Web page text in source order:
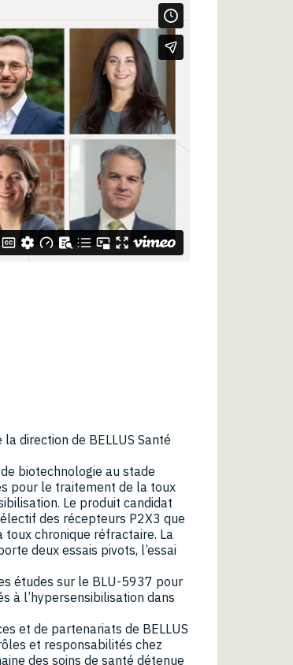
direction de BELLUS Santé
biotechnologie au stade
pour le traitement de la toux
Le produit candidat
des récepteurs P2X3 que
chronique réfractaire. La
deux essais pivots, l’essai
études sur le BLU-5937 pour
à l’hypersensibilisation dans
et de partenariats de BELLUS
et responsabilités chez
des soins de santé détenue